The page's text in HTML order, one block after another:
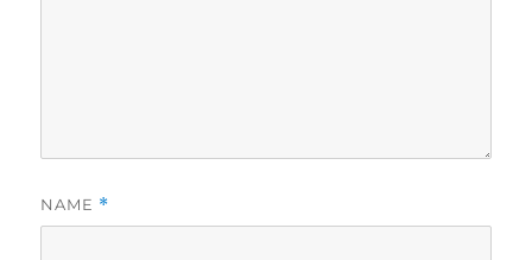
NAME *